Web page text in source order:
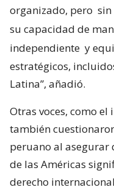
organizado, pero
su capacidad de
independiente y
estratégicos,
Latina”, añadió.
Otras voces, como
también
peruano al asegurar
de las Américas
derecho